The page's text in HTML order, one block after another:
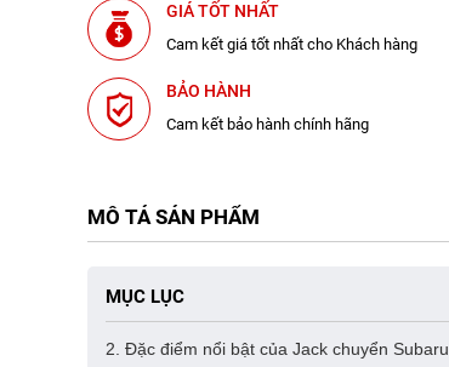
GIÁ TỐT NHẤT
Cam kết giá tốt nhất cho Khách hàng
BẢO HÀNH
Cam kết bảo hành chính hãng
MÔ TẢ SẢN PHẨM
MỤC LỤC
2. Đặc điểm nổi bật của Jack chuyển Subaru